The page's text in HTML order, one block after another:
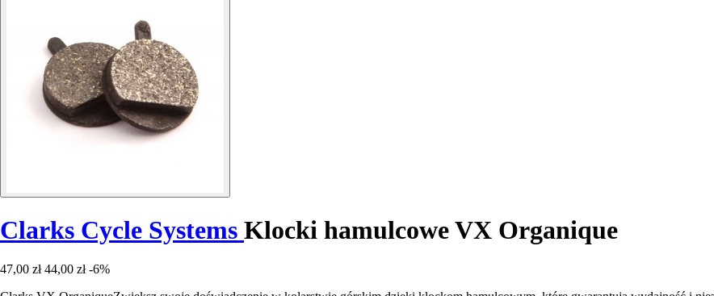
Clarks Cycle Systems Klocki hamulcowe VX Organique
47,00 zł 44,00 zł -6%